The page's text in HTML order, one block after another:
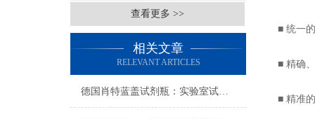
查看更多 >>
相关文章
RELEVANT ARTICLES
德国肖特蓝盖试剂瓶：实验室试剂储存与样本管理的全球黄金标准
■
■ 精确
■ 精准